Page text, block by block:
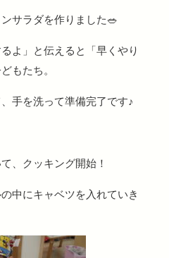
サラダを作りました🥗
よ」と伝えると「早くやり
もたち。
手を洗って準備完了です♪
、クッキング開始！
中にキャベツを入れていき